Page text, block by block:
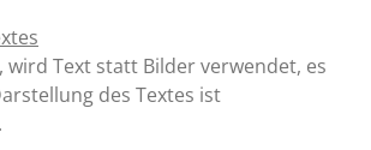
wird Text statt Bilder verwendet, es
des Textes ist